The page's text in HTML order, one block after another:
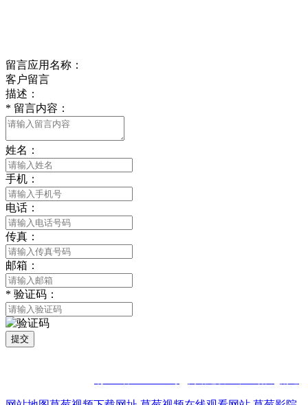
留言应用名称：
客户留言
描述：
* 留言内容：
姓名：
手机：
电话：
传真：
邮箱：
* 验证码：
提交